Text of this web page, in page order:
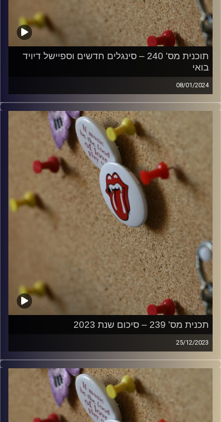
תוכנית מס' 240 – סינגלים חדשים וספיישל דיויד
בואי
08/01/2024
קלאסיקות רוק עם אורן הוף.
קרדיט תמונות: włodi
תכנית מס' 239 – סיכום שנת 2023
25/12/2023
קלאסיקות רוק עם אורן הוף.
קרדיט תמונות: włodi